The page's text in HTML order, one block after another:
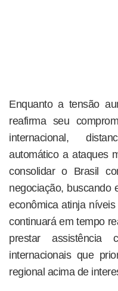
Enquanto a tensão
reafirma seu
internacional,
automático a ataques
consolidar o Brasil
negociação, buscando
econômica atinja
continuará em tempo
prestar assistência
internacionais que
regional acima de